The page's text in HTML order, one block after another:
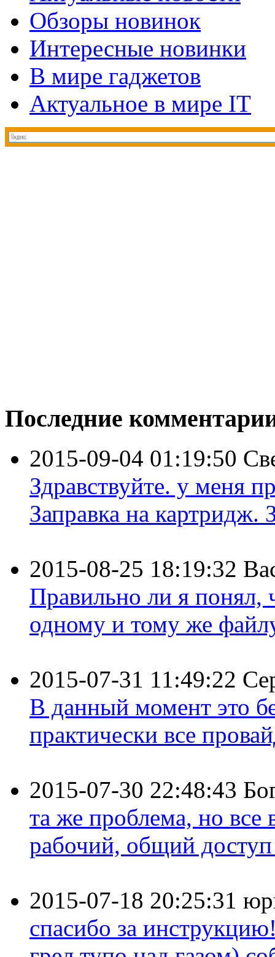
Обзоры новинок
Интересные новинки
В мире гаджетов
Актуальное в мире IT
Последние
2015-09-04 01:19:50
Здравствуйте. у меня
Заправка на картридж.
2015-08-25 18:19:32
Правильно ли я понял,
одному и тому же
2015-07-31 11:49:22
В данный момент это
практически все
2015-07-30 22:48:43
та же проблема, но все
рабочий, общий доступ
2015-07-18 20:25:31
спасибо за